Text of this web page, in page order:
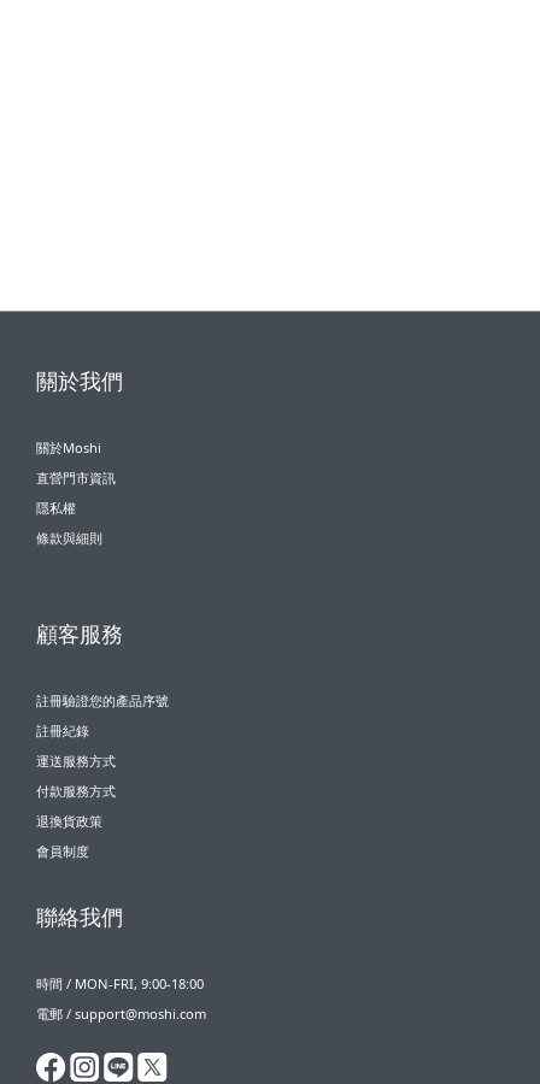
關於我們
關於Moshi
直營門市資訊
隱私權
條款與細則
顧客服務
註冊驗證您的產品序號
註冊紀錄
運送服務方式
付款服務方式
退換貨政策
會員制度
聯絡我們
時間 / MON-FRI, 9:00-18:00
電郵 / support@moshi.com